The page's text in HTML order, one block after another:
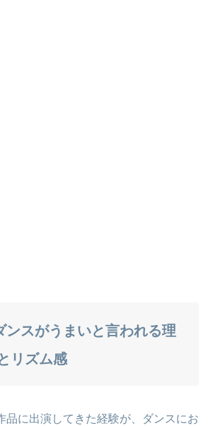
ンスがうまいと言われる理
リズム感
品に出演してきた経験が、ダンスにお